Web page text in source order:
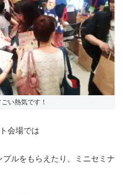
い熱気です！
会場では
ルをもらえたり、ミニセミナ